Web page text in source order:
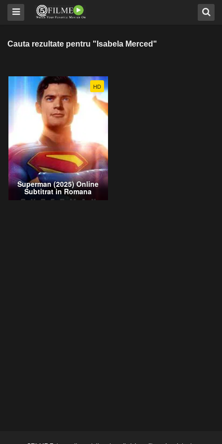
Cauta rezultate pentru "Isabela Merced"
HD
Superman (2025) Online
Subtitrat in Romana